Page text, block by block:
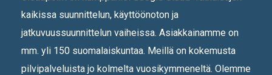
kaikissa suunnittelun, käyttöönoton ja
jatkuvuussuunnittelun vaiheissa. Asiakkainamme on
mm. yli 150 suomalaiskuntaa. Meillä on kokemusta
pilvipalveluista jo kolmelta vuosikymmeneltä. Olemme